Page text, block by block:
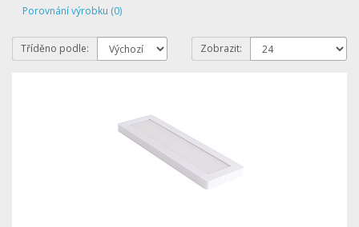
Porovnání výrobku (0)
Tříděno podle: Zobrazit: